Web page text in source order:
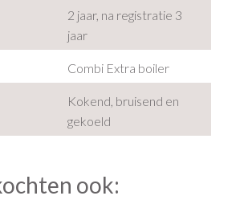
2 jaar, na registratie 3
jaar
Combi Extra boiler
Kokend, bruisend en
gekoeld
ook: